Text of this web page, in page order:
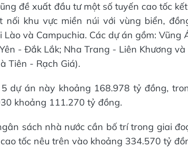
đề xuất đầu tư một số tuyến cao tốc
nối khu vực miền núi với vùng biển,
và Campuchia. Các dự án gồm: Vũng
- Đắk Lắk; Nha Trang - Liên Khương
Tiên - Rạch Giá).
dự án này khoảng 168.978 tỷ đồng,
khoảng 111.270 tỷ đồng.
sách nhà nước cần bố trí trong giai
tốc nêu trên vào khoảng 334.570 tỷ